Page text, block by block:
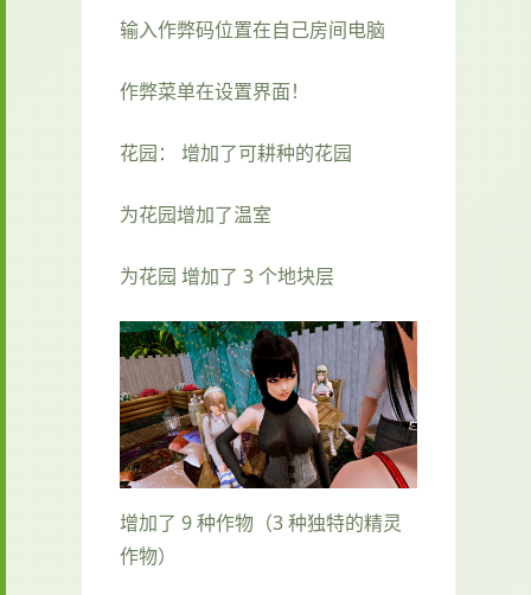
输入作弊码位置在自己房间电脑
作弊菜单在设置界面！
花园： 增加了可耕种的花园
为花园增加了温室
为花园 增加了 3 个地块层
增加了 9 种作物（3 种独特的精灵
作物）